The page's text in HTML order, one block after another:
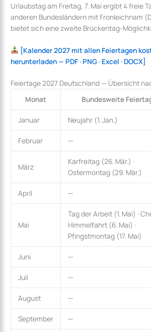
Urlaubstag am Freitag, 7. Mai ergibt 4 freie
anderen Bundesländern mit Fronleichnam
bietet sich eine zweite Brückentag-
[Kalender 2027 mit allen Feiertagen
herunterladen — PDF · PNG · Excel · DOCX]
Feiertage 2027 Deutschland — Übersicht
Monat
Bundesweite
Januar Neujahr (1. Jan.)
Februar —
März
Karfreitag (26. Mär.) ·
Ostermontag (29. Mär.)
April —
Mai
Tag der Arbeit (1. Mai) ·
Himmelfahrt (6. Mai) ·
Pfingstmontag (17. Mai)
Juni —
Juli —
August —
September —